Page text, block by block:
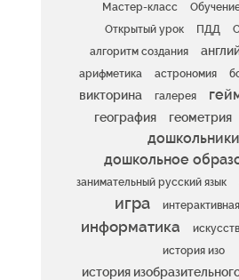
Мастер-класс
Открытый урок
ПДД
алгоритм создания
арифметика астрономия
викторина галерея
география геометрия
дошкольники
дошкольное
занимательный русский язык
игра
информатика
история изо
история